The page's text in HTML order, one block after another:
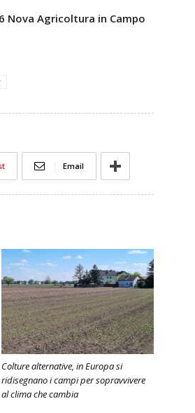
Agricoltura in Campo
Email
Colture alternative, in Europa si
ridisegnano i campi per sopravvivere
al clima che cambia